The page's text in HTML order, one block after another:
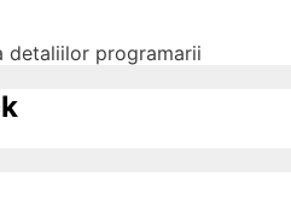
detaliilor programarii